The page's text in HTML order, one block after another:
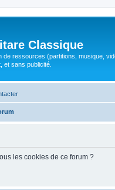
Classique
de ressources (partitions, musique,
et sans publicité.
les cookies de ce forum ?